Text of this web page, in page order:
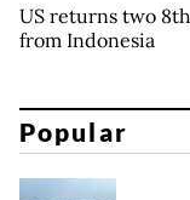
US returns two
from Indonesia
Popular